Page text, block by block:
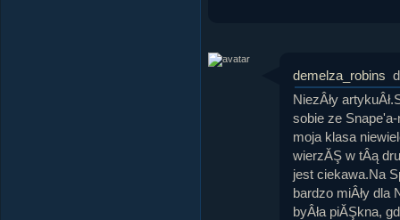
demelza_robins
NiezÂły
sobie ze
moja klasa
wierzĂŞ w tÂą
jest ciekawa.Na
bardzo miÂły dla
byÂła piĂŞkna,